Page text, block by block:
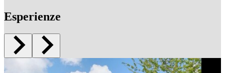
Esperienze